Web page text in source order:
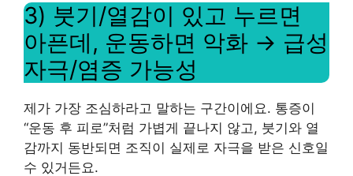
3) 붓기/열감이 있고 누르면
아픈데, 운동하면 악화 → 급성
자극/염증 가능성
제가 가장 조심하라고 말하는 구간이에요. 통증이
“운동 후 피로”처럼 가볍게 끝나지 않고, 붓기와 열
감까지 동반되면 조직이 실제로 자극을 받은 신호일
수 있거든요.